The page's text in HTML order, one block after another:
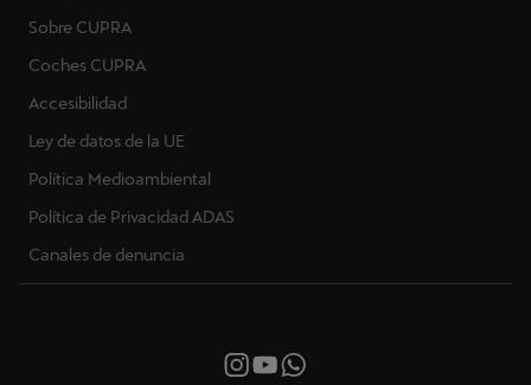
Sobre CUPRA
Coches CUPRA
Accesibilidad
Ley de datos de la UE
Política Medioambiental
Política de Privacidad ADAS
Canales de denuncia